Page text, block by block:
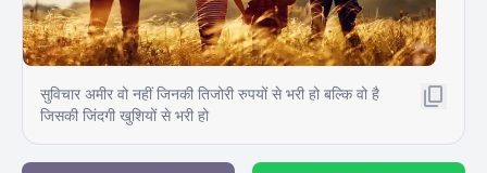
सुविचार अमीर वो नहीं जिनकी तिजोरी रुपयों से भरी हो बल्कि वो है
जिसकी जिंदगी खुशियों से भरी हो